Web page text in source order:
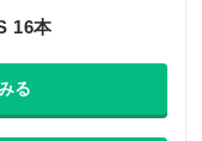
16本
る